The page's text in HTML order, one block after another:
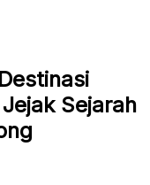
Sejarah